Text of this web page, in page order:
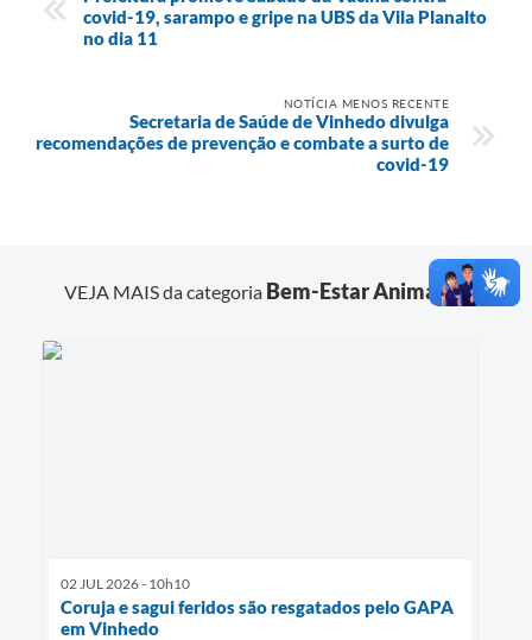
covid-19, sarampo e gripe na UBS da Vila Planalto
no dia 11
NOTÍCIA MENOS RECENTE
Secretaria de Saúde de Vinhedo divulga
recomendações de prevenção e combate a surto de
covid-19
VEJA MAIS da categoria Bem-Estar Animal
02 JUL 2026 - 10h10
Coruja e sagui feridos são resgatados pelo GAPA
em Vinhedo